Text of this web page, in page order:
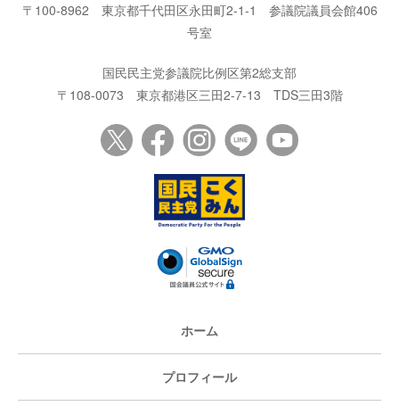
〒100-8962
東京都千代田区永田町2-1-1
参議院議員会館406
号室
国民民主党参議院比例区第2総支部
〒108-0073
東京都港区三田2-7-13 TDS三田3階
ホーム
プロフィール